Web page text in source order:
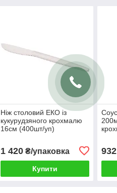
Ніж столовий ЕКО із
кукурудзяного крохмалю
16см (400шт/уп)
1 420₴/упаковка
Купити
932